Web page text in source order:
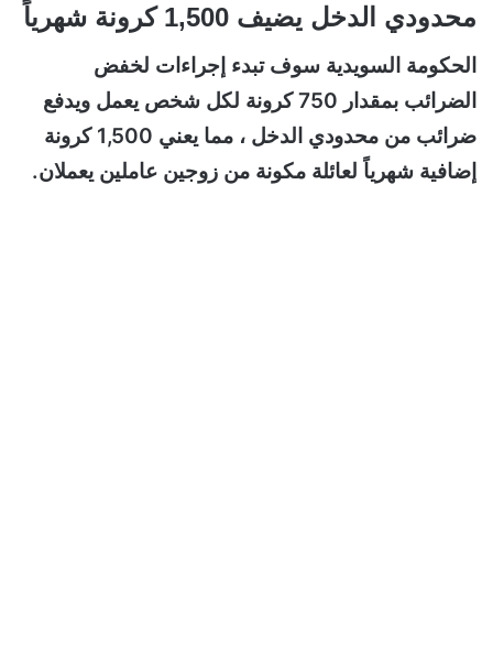
محدودي الدخل يضيف 1,500 كرونة شهرياً
الحكومة السويدية سوف تبدء إجراءات لخفض
الضرائب بمقدار 750 كرونة لكل شخص يعمل ويدفع
ضرائب من محدودي الدخل ، مما يعني 1,500 كرونة
إضافية شهرياً لعائلة مكونة من زوجين عاملين يعملان.